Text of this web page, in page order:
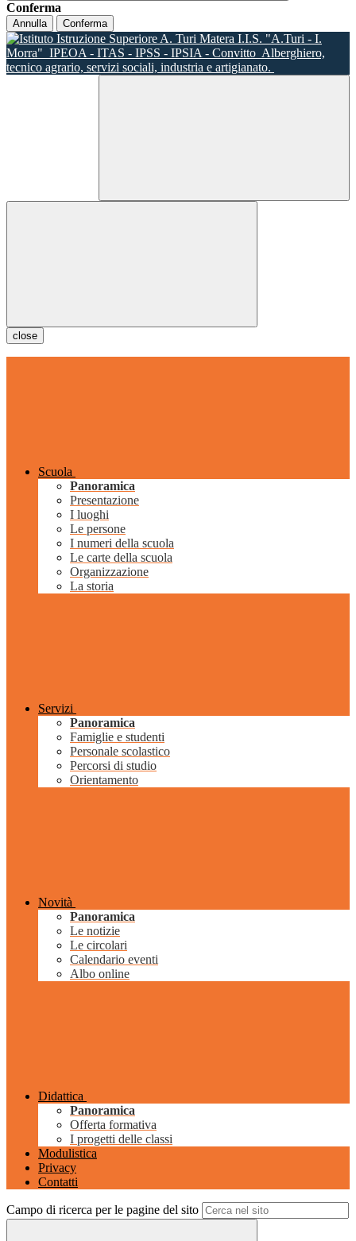
Conferma
Annulla Conferma
I.I.S. "A.Turi - I.
Morra" IPEOA - ITAS - IPSS - IPSIA - Convitto Alberghiero,
tecnico agrario, servizi sociali, industria e artigianato.
close
Scuola
Panoramica
Presentazione
I luoghi
Le persone
I numeri della scuola
Le carte della scuola
Organizzazione
La storia
Servizi
Panoramica
Famiglie e studenti
Personale scolastico
Percorsi di studio
Orientamento
Novità
Panoramica
Le notizie
Le circolari
Calendario eventi
Albo online
Didattica
Panoramica
Offerta formativa
I progetti delle classi
Modulistica
Privacy
Contatti
Campo di ricerca per le pagine del sito